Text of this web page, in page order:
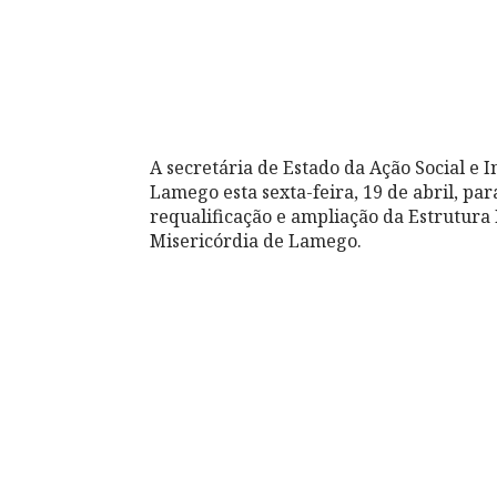
A secretária de Estado da Ação Social e
Lamego esta sexta-feira, 19 de abril,
requalificação e ampliação da Estrutura
Misericórdia de Lamego.